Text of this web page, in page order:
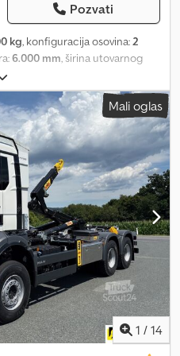
opcijama i
konkretnog vozila.
Pozvati
kg, konfiguracija osovina:2
6.000 mm, širina utovarnog
prostora:
BBQ roštilja Ovaj prikazani
je isporučen kupcu. Kao
potrebe, projektujemo,
VAŠIM zahtevima. Dimenzije,
rešenja mogu biti slobodno
izrade? Pošaljite nam
i dobićete detaljnu ponudu sa
0468 za upite. Tehnički
Dimenzije D/Š/V: unutra 6.000 x
po STVZO na 12 volti * Šasija
sa 4 izvlačne noge za
Automatski hod unazad i
sendvič panele
lamelna konstrukcija * Zidovi i
unutrašnjeg prostora
prodajni prostor dužine
Mali oglas
1 / 14